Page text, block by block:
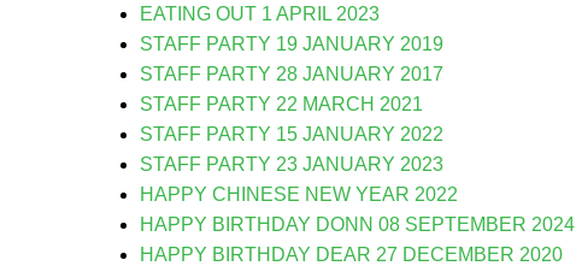
EATING OUT 1 APRIL 2023
STAFF PARTY 19 JANUARY 2019
STAFF PARTY 28 JANUARY 2017
STAFF PARTY 22 MARCH 2021
STAFF PARTY 15 JANUARY 2022
STAFF PARTY 23 JANUARY 2023
HAPPY CHINESE NEW YEAR 2022
HAPPY BIRTHDAY DONN 08 SEPTEMBER 2024
HAPPY BIRTHDAY DEAR 27 DECEMBER 2020